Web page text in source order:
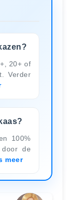
20+ of
Verder
100%
door de
meer